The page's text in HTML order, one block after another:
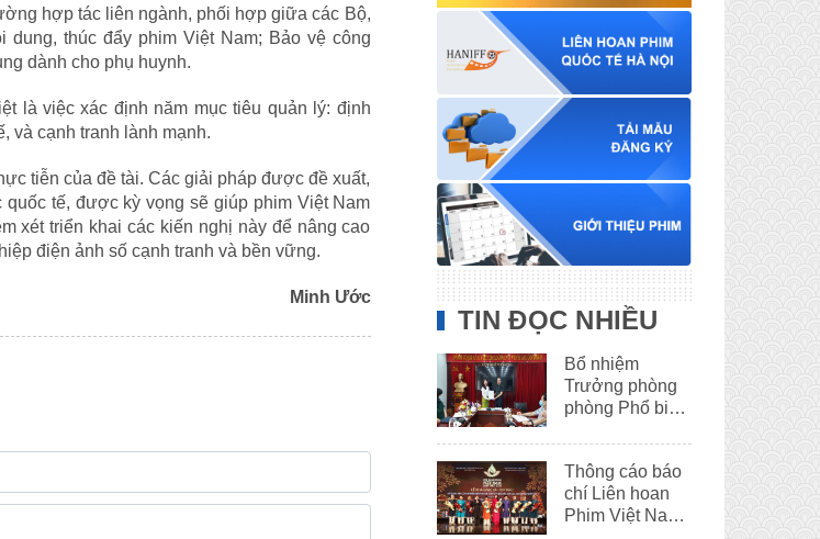
hợp tác liên ngành, phối hợp giữa các Bộ,
thúc đẩy phim Việt Nam; Bảo vệ công
dành cho phụ huynh.
là việc xác định năm mục tiêu quản lý: định
và cạnh tranh lành mạnh.
tiễn của đề tài. Các giải pháp được đề xuất,
tế, được kỳ vọng sẽ giúp phim Việt Nam
xét triển khai các kiến nghị này để nâng cao
điện ảnh số cạnh tranh và bền vững.
Minh Ước
TIN ĐỌC NHIỀU
Bổ nhiệm
Trưởng phòng
phòng Phổ biến
Thông cáo báo
chí Liên hoan
Phim Việt Nam